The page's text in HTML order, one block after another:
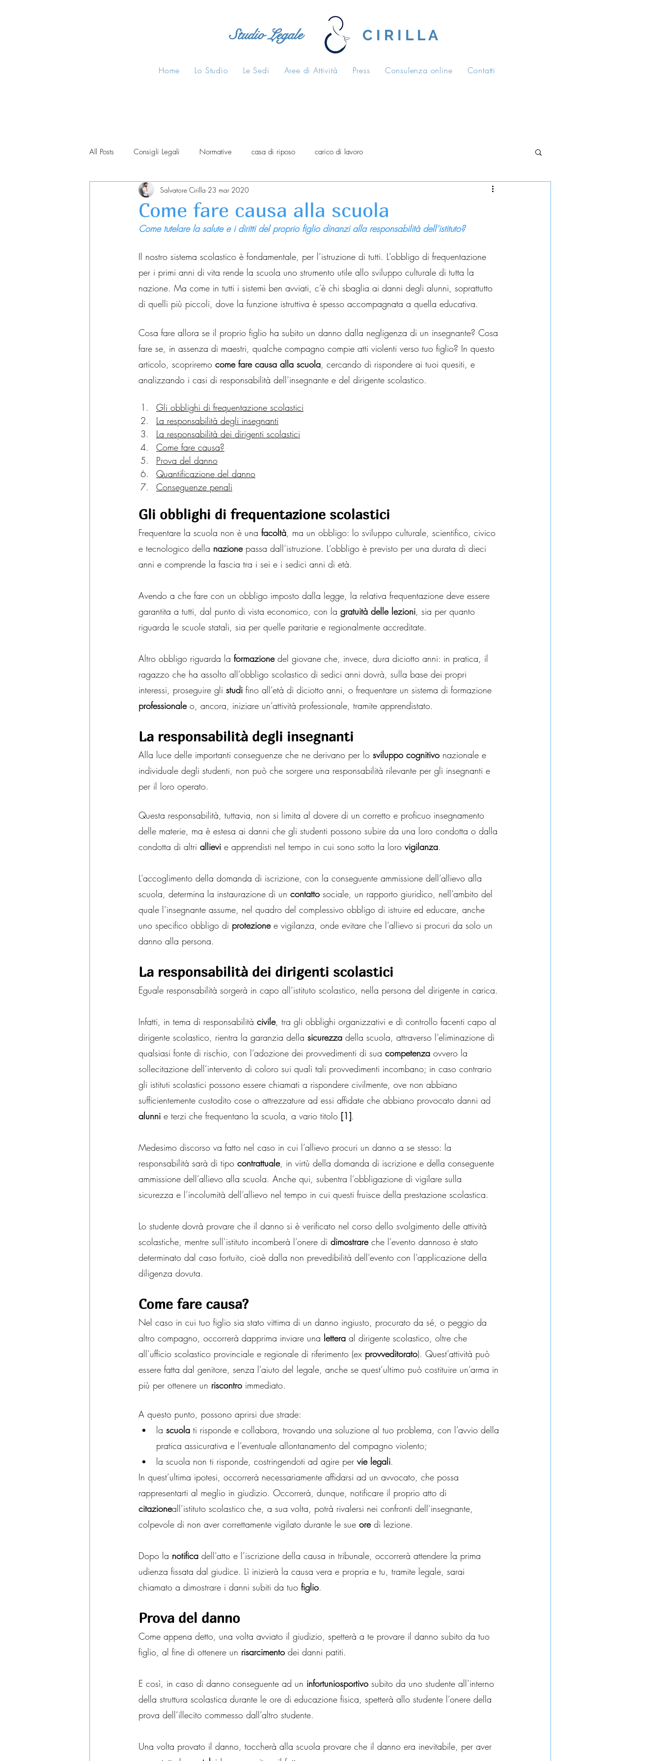
Studio Legale C I R I L L A
Home Lo Studio Le Sedi Aree di Attività Press Consulenza online Contatti
All Posts Consigli Legali Normative casa di riposo carico di lavoro
Come fare causa alla scuola
Salvatore Cirilla 23 mar 2020
Come tutelare la salute e i diritti del proprio figlio dinanzi alla responsabilità dell’istituto?
Il nostro sistema scolastico è fondamentale, per l’istruzione di tutti. L’obbligo di frequentazione
per i primi anni di vita rende la scuola uno strumento utile allo sviluppo culturale di tutta la
nazione. Ma come in tutti i sistemi ben avviati, c’è chi sbaglia ai danni degli alunni, soprattutto
di quelli più piccoli, dove la funzione istruttiva è spesso accompagnata a quella educativa.
Cosa fare allora se il proprio figlio ha subito un danno dalla negligenza di un insegnante? Cosa
fare se, in assenza di maestri, qualche compagno compie atti violenti verso tuo figlio? In questo
articolo, scopriremo come fare causa alla scuola, cercando di rispondere ai tuoi quesiti, e
analizzando i casi di responsabilità dell’insegnante e del dirigente scolastico.
Gli obblighi di frequentazione scolastici
La responsabilità degli insegnanti
La responsabilità dei dirigenti scolastici
Come fare causa?
Prova del danno
Quantificazione del danno
Conseguenze penali
Gli obblighi di frequentazione scolastici
Frequentare la scuola non è una facoltà, ma un obbligo: lo sviluppo culturale, scientifico, civico
e tecnologico della nazione passa dall’istruzione. L’obbligo è previsto per una durata di dieci
anni e comprende la fascia tra i sei e i sedici anni di età.
Avendo a che fare con un obbligo imposto dalla legge, la relativa frequentazione deve essere
garantita a tutti, dal punto di vista economico, con la gratuità delle lezioni, sia per quanto
riguarda le scuole statali, sia per quelle paritarie e regionalmente accreditate.
Altro obbligo riguarda la formazione del giovane che, invece, dura diciotto anni: in pratica, il
ragazzo che ha assolto all’obbligo scolastico di sedici anni dovrà, sulla base dei propri
interessi, proseguire gli studi fino all’età di diciotto anni, o frequentare un sistema di formazione
professionale o, ancora, iniziare un’attività professionale, tramite apprendistato.
La responsabilità degli insegnanti
Alla luce delle importanti conseguenze che ne derivano per lo sviluppo cognitivo nazionale e
individuale degli studenti, non può che sorgere una responsabilità rilevante per gli insegnanti e
per il loro operato.
Questa responsabilità, tuttavia, non si limita al dovere di un corretto e proficuo insegnamento
delle materie, ma è estesa ai danni che gli studenti possono subire da una loro condotta o dalla
condotta di altri allievi e apprendisti nel tempo in cui sono sotto la loro vigilanza.
L’accoglimento della domanda di iscrizione, con la conseguente ammissione dell’allievo alla
scuola, determina la instaurazione di un contatto sociale, un rapporto giuridico, nell’ambito del
quale l’insegnante assume, nel quadro del complessivo obbligo di istruire ed educare, anche
uno specifico obbligo di protezione e vigilanza, onde evitare che l’allievo si procuri da solo un
danno alla persona.
La responsabilità dei dirigenti scolastici
Eguale responsabilità sorgerà in capo all’istituto scolastico, nella persona del dirigente in carica.
Infatti, in tema di responsabilità civile, tra gli obblighi organizzativi e di controllo facenti capo al
dirigente scolastico, rientra la garanzia della sicurezza della scuola, attraverso l’eliminazione di
qualsiasi fonte di rischio, con l’adozione dei provvedimenti di sua competenza ovvero la
sollecitazione dell’intervento di coloro sui quali tali provvedimenti incombano; in caso contrario
gli istituti scolastici possono essere chiamati a rispondere civilmente, ove non abbiano
sufficientemente custodito cose o attrezzature ad essi affidate che abbiano provocato danni ad
alunni e terzi che frequentano la scuola, a vario titolo [1].
Medesimo discorso va fatto nel caso in cui l’allievo procuri un danno a se stesso: la
responsabilità sarà di tipo contrattuale, in virtù della domanda di iscrizione e della conseguente
ammissione dell’allievo alla scuola. Anche qui, subentra l’obbligazione di vigilare sulla
sicurezza e l’incolumità dell’allievo nel tempo in cui questi fruisce della prestazione scolastica.
Lo studente dovrà provare che il danno si è verificato nel corso dello svolgimento delle attività
scolastiche, mentre sull’istituto incomberà l’onere di dimostrare che l’evento dannoso è stato
determinato dal caso fortuito, cioè dalla non prevedibilità dell’evento con l’applicazione della
diligenza dovuta.
Come fare causa?
Nel caso in cui tuo figlio sia stato vittima di un danno ingiusto, procurato da sé, o peggio da
altro compagno, occorrerà dapprima inviare una lettera al dirigente scolastico, oltre che
all’ufficio scolastico provinciale e regionale di riferimento (ex provveditorato). Quest’attività può
essere fatta dal genitore, senza l’aiuto del legale, anche se quest’ultimo può costituire un’arma in
più per ottenere un riscontro immediato.
A questo punto, possono aprirsi due strade:
la scuola ti risponde e collabora, trovando una soluzione al tuo problema, con l’avvio della
pratica assicurativa e l’eventuale allontanamento del compagno violento;
la scuola non ti risponde, costringendoti ad agire per vie legali.
In quest’ultima ipotesi, occorrerà necessariamente affidarsi ad un avvocato, che possa
rappresentarti al meglio in giudizio. Occorrerà, dunque, notificare il proprio atto di
citazioneall’istituto scolastico che, a sua volta, potrà rivalersi nei confronti dell’insegnante,
colpevole di non aver correttamente vigilato durante le sue ore di lezione.
Dopo la notifica dell’atto e l’iscrizione della causa in tribunale, occorrerà attendere la prima
udienza fissata dal giudice. Lì inizierà la causa vera e propria e tu, tramite legale, sarai
chiamato a dimostrare i danni subiti da tuo figlio.
Prova del danno
Come appena detto, una volta avviato il giudizio, spetterà a te provare il danno subito da tuo
figlio, al fine di ottenere un risarcimento dei danni patiti.
E così, in caso di danno conseguente ad un infortuniosportivo subito da uno studente all’interno
della struttura scolastica durante le ore di educazione fisica, spetterà allo studente l’onere della
prova dell’illecito commesso dall’altro studente.
Una volta provato il danno, toccherà alla scuola provare che il danno era inevitabile, per aver